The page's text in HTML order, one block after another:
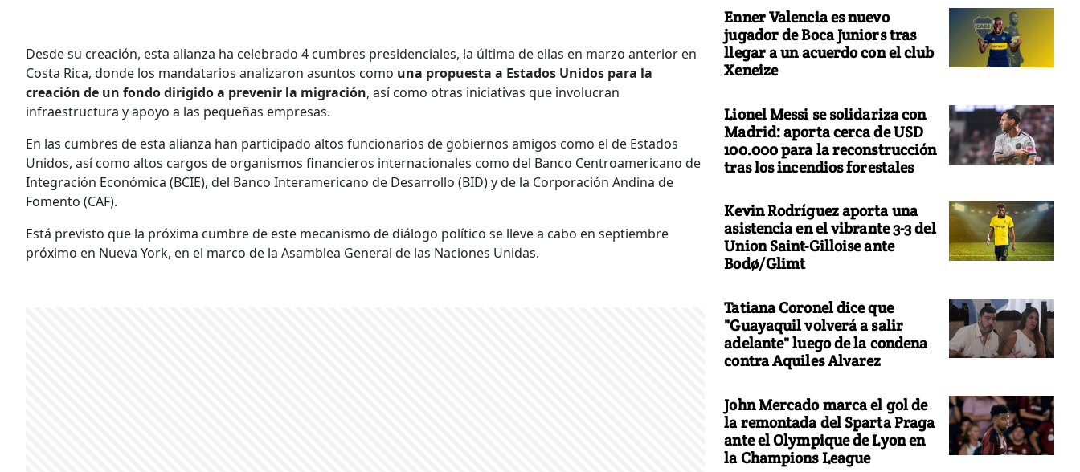
Desde su creación, esta alianza ha celebrado 4 cumbres presidenciales, la última de ellas en marzo anterior en
Costa Rica, donde los mandatarios analizaron asuntos como una propuesta a Estados Unidos para la
creación de un fondo dirigido a prevenir la migración, así como otras iniciativas que involucran
infraestructura y apoyo a las pequeñas empresas.
En las cumbres de esta alianza han participado altos funcionarios de gobiernos amigos como el de Estados
Unidos, así como altos cargos de organismos financieros internacionales como del Banco Centroamericano de
Integración Económica (BCIE), del Banco Interamericano de Desarrollo (BID) y de la Corporación Andina de
Fomento (CAF).
Está previsto que la próxima cumbre de este mecanismo de diálogo político se lleve a cabo en septiembre
próximo en Nueva York, en el marco de la Asamblea General de las Naciones Unidas.
Enner Valencia es nuevo
jugador de Boca Juniors tras
llegar a un acuerdo con el club
Xeneize
Lionel Messi se solidariza con
Madrid: aporta cerca de USD
100.000 para la reconstrucción
tras los incendios forestales
Kevin Rodríguez aporta una
asistencia en el vibrante 3-3 del
Union Saint-Gilloise ante
Bodø/Glimt
Tatiana Coronel dice que
"Guayaquil volverá a salir
adelante" luego de la condena
contra Aquiles Alvarez
John Mercado marca el gol de
la remontada del Sparta Praga
ante el Olympique de Lyon en
la Champions League